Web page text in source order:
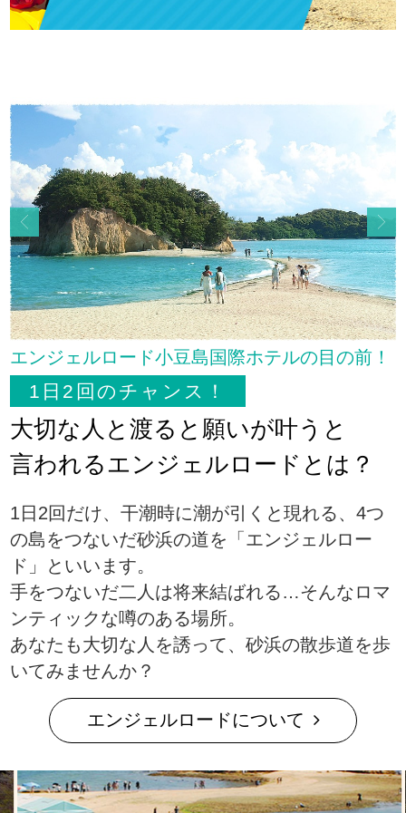
Previous Next
エンジェルロード小豆島国際ホテルの目の前！
1日2回のチャンス！
大切な人と渡ると願いが叶うと
言われるエンジェルロードとは？
1日2回だけ、干潮時に潮が引くと現れる、4つ
の島をつないだ砂浜の道を「エンジェルロー
ド」といいます。
手をつないだ二人は将来結ばれる…そんなロマ
ンティックな噂のある場所。
あなたも大切な人を誘って、砂浜の散歩道を歩
いてみませんか？
エンジェルロードについて